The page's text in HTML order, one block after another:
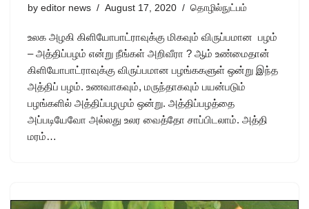
by editor news August 17, 2020 தொழில்நுட்பம்
உலக அழகி கிளியோபாட்ராவுக்கு மிகவும் விருப்பமான பழம்
– அத்திப்பழம் என்று நீங்கள் அறிவீரா ? ஆம் உண்மைதான்
கிளியோபாட்ராவுக்கு விருப்பமான பழங்ககளுள் ஒன்று இந்த
அத்திப் பழம். உணவாகவும், மருந்தாகவும் பயன்படும்
பழங்களில் அத்திப்பழமும் ஒன்று. அத்திப்பழத்தை
அப்படியேவோ அல்லது உலர வைத்தோ சாப்பிடலாம். அத்தி
மரம்…